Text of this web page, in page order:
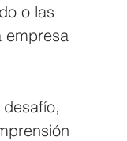
o las
empresa